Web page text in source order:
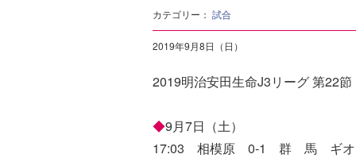
カテゴリー： 試合
2019年9月8日（日）
2019明治安田生命J3リーグ 第22節
◆9月7日（土）
17:03 相模原 0-1 群 馬 ギオ